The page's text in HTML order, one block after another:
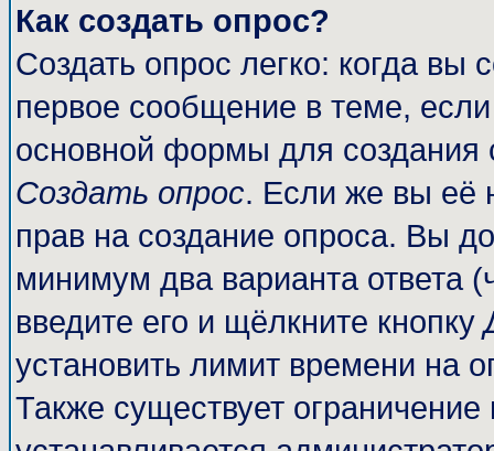
Как создать опрос?
Создать опрос легко: когда вы
первое сообщение в теме,
основной формы для
Создать опрос. Если же вы её
прав на создание опроса. Вы
минимум два варианта ответа
введите его и щёлкните кнопку
установить лимит времени на
Также существует ограничение